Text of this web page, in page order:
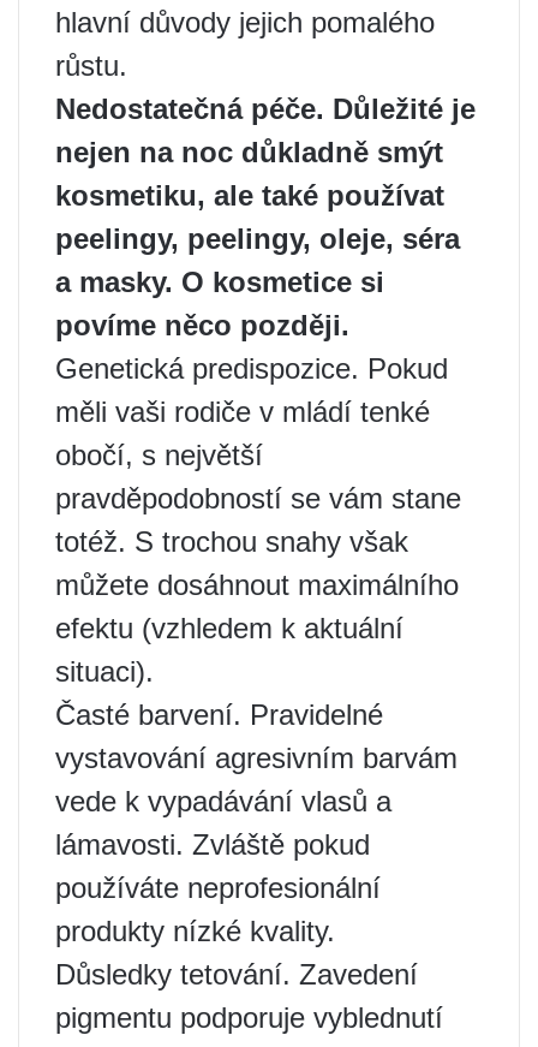
hlavní důvody jejich pomalého
růstu.
Nedostatečná péče. Důležité je
nejen na noc důkladně smýt
kosmetiku, ale také používat
peelingy, peelingy, oleje, séra
a masky. O kosmetice si
povíme něco později.
Genetická predispozice. Pokud
měli vaši rodiče v mládí tenké
obočí, s největší
pravděpodobností se vám stane
totéž. S trochou snahy však
můžete dosáhnout maximálního
efektu (vzhledem k aktuální
situaci).
Časté barvení. Pravidelné
vystavování agresivním barvám
vede k vypadávání vlasů a
lámavosti. Zvláště pokud
používáte neprofesionální
produkty nízké kvality.
Důsledky tetování. Zavedení
pigmentu podporuje vyblednutí